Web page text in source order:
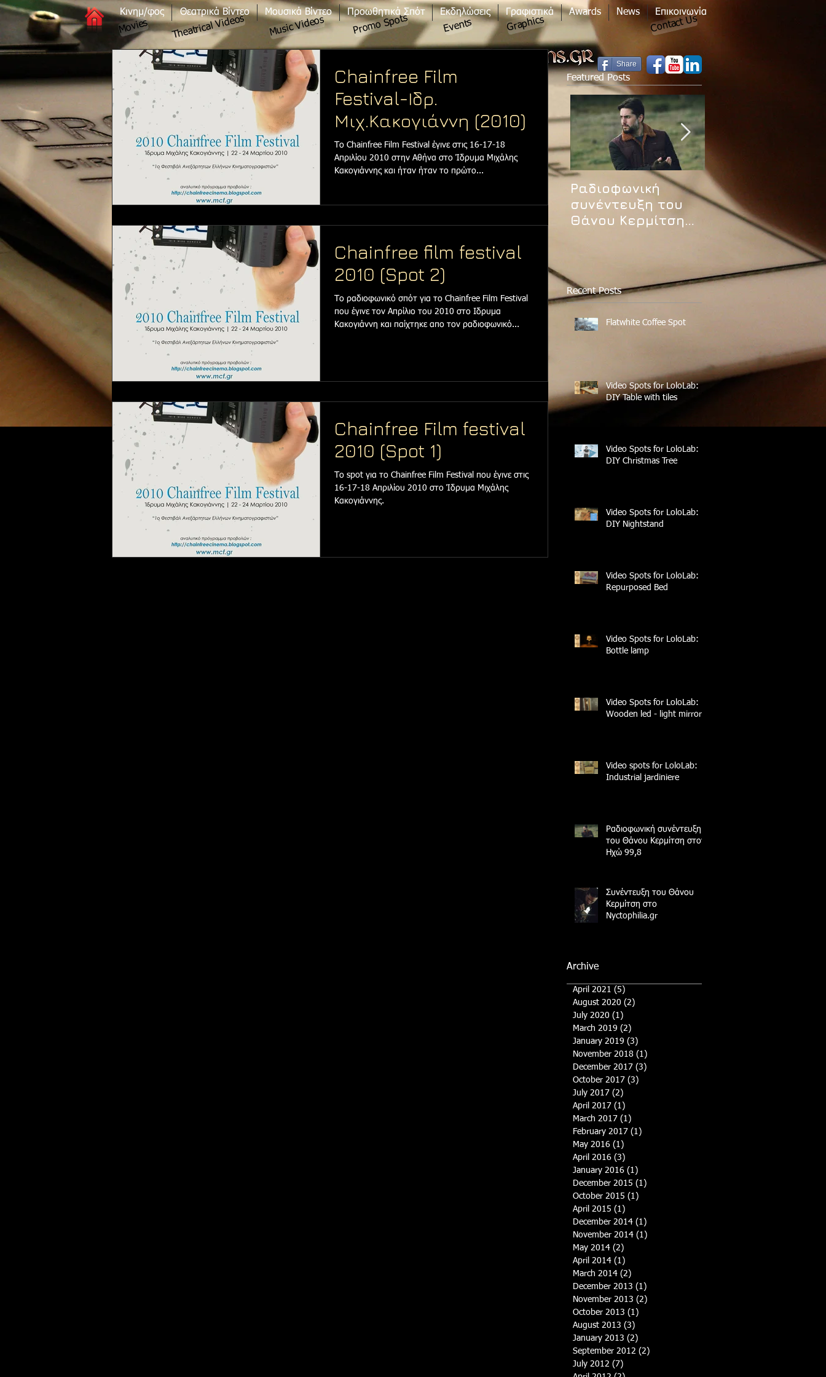
Κινημ/φος Θεατρικά Βίντεο Μουσικά Βίντεο Προωθητικά Σπότ Εκδηλώσεις Γραφιστικά Awards News Επικοινωνία
Movies Theatrical Videos Music Videos Promo Spots Events Graphics Contact Us
Chainfree Film
Festival-Ιδρ.
Μιχ.Κακογιάννη (2010)
Το Chainfree Film Festival έγινε στις 16-17-18
Απριλίου 2010 στην Αθήνα στο Ίδρυμα Μιχάλης
Κακογιάννης και ήταν ήταν το πρώτο...
Chainfree film festival
2010 (Spot 2)
Το ραδιοφωνικό σπότ για το Chainfree Film Festival
που έγινε τον Απρίλιο του 2010 στο Ιδρυμα
Κακογιάννη και παίχτηκε απο τον ραδιοφωνικό...
Chainfree Film festival
2010 (Spot 1)
Το spot για το Chainfree Film Festival που έγινε στις
16-17-18 Απριλίου 2010 στο Ίδρυμα Μιχάλης
Κακογιάννης.
Featured Posts
Ραδιοφωνική
συνέντευξη του
Θάνου Κερμίτση
Συνέντευξη του
Θάνου Κερμίτση
στο
Recent Posts
Flatwhite Coffee Spot
Video Spots for LoloLab:
DIY Table with tiles
Video Spots for LoloLab:
DIY Christmas Tree
Video Spots for LoloLab:
DIY Nightstand
Video Spots for LoloLab:
Repurposed Bed
Video Spots for LoloLab:
Bottle lamp
Video Spots for LoloLab:
Wooden led - light mirror
Video spots for LoloLab:
Industrial jardiniere
Ραδιοφωνική συνέντευξη
του Θάνου Κερμίτση στον
Ηχώ 99,8
Συνέντευξη του Θάνου
Κερμίτση στο
Nyctophilia.gr
Archive
April 2021 (5)
August 2020 (2)
July 2020 (1)
March 2019 (2)
January 2019 (3)
November 2018 (1)
December 2017 (3)
October 2017 (3)
July 2017 (2)
April 2017 (1)
March 2017 (1)
February 2017 (1)
May 2016 (1)
April 2016 (3)
January 2016 (1)
December 2015 (1)
October 2015 (1)
April 2015 (1)
December 2014 (1)
November 2014 (1)
May 2014 (2)
April 2014 (1)
March 2014 (2)
December 2013 (1)
November 2013 (2)
October 2013 (1)
August 2013 (3)
January 2013 (2)
September 2012 (2)
July 2012 (7)
Share